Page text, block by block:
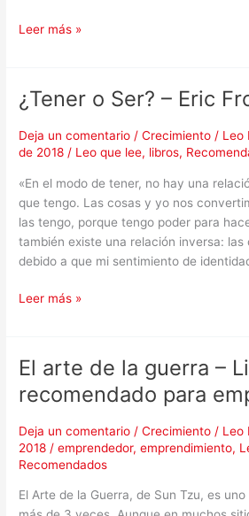
Leer más »
¿Tener o Ser? – Eric
Deja un comentario /Crecimiento / Leo
de 2018 / Leo que lee, libros,
«En el modo de tener, no hay una
que tengo. Las cosas y yo nos
las tengo, porque tengo poder para
también existe una relación inversa: las
debido a que mi sentimiento de
¿Tener
o
Ser?
–
Fromm
Leer más »
El arte de la guerra –
recomendado para
Deja un comentario /Crecimiento / Leo
2018 /emprendedor,emprendimiento,
Recomendados
El Arte de la Guerra, de Sun Tzu, es
El
de
guerra
–
NO